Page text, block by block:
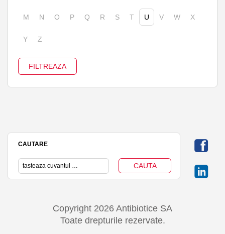
M N O P Q R S T U V W X
Y Z
CAUTARE
Copyright 2026 Antibiotice SA
Toate drepturile rezervate.